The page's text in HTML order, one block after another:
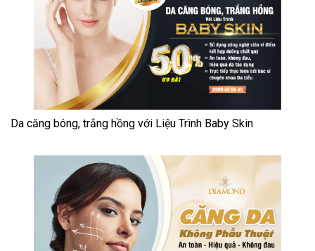
Da căng bóng, trắng hồng với Liệu Trình Baby Skin